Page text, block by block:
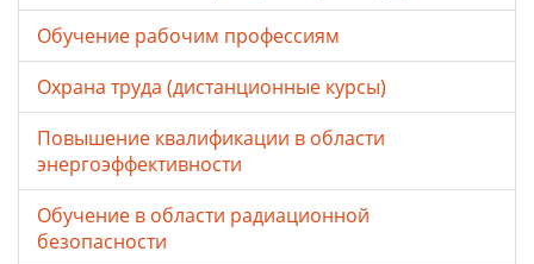
Обучение рабочим профессиям
Охрана труда (дистанционные курсы)
Повышение квалификации в области
энергоэффективности
Обучение в области радиационной
безопасности